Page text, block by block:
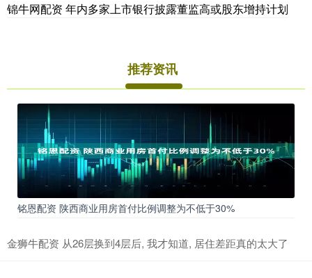
锦牛网配资 年内多家上市银行披露董监高或股东增持计划​
推荐资讯
铭恩配资 陕西商业用房首付比例调整为不低于30%
金狮牛配资 从26层换到4层后, 我才知道, 居住差距真的太大了